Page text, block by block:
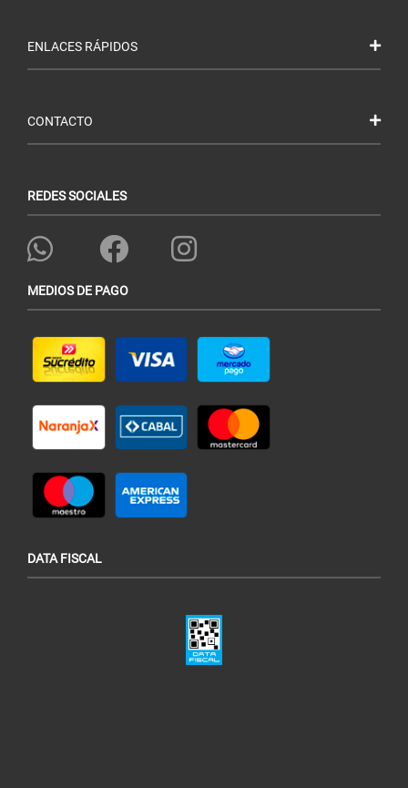
ENLACES RÁPIDOS
CONTACTO
REDES SOCIALES
MEDIOS DE PAGO
DATA FISCAL